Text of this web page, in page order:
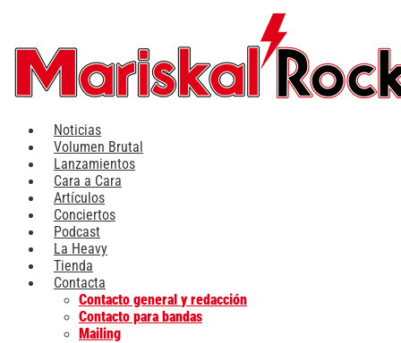
contenido
Noticias
Volumen Brutal
Lanzamientos
Cara a Cara
Artículos
Conciertos
Podcast
La Heavy
Tienda
Contacta
Contacto general y redacción
Contacto para bandas
Mailing